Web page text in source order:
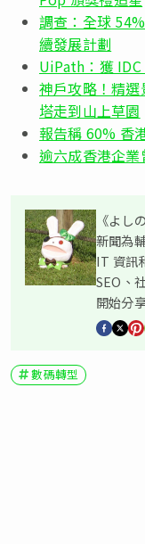
調查：全球
續發展計劃
UiPath：獲
神戶攻略！精
塔走到山上草園
報告稱 60% 香
逾六成香港企
《よし
新聞為
IT 資訊
SEO、
開始分
數碼轉型